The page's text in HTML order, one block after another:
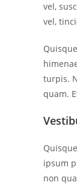
vel,
vel,
turpis.
quam.
ipsum
non